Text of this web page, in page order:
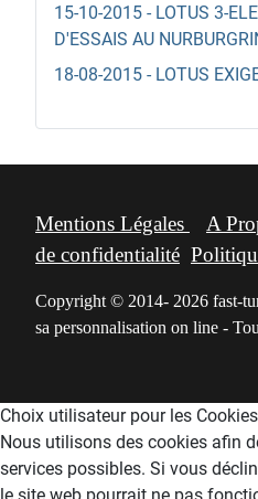
15-10-2015 - LOTUS 3-
D'ESSAIS AU
18-08-2015 - LOTUS
Mentions Légales A
de confidentialité
Copyright © 2014- 2026 fast-
sa personnalisation on line -
Choix utilisateur pour les Cookies
Nous utilisons des cookies afin
services possibles. Si vous